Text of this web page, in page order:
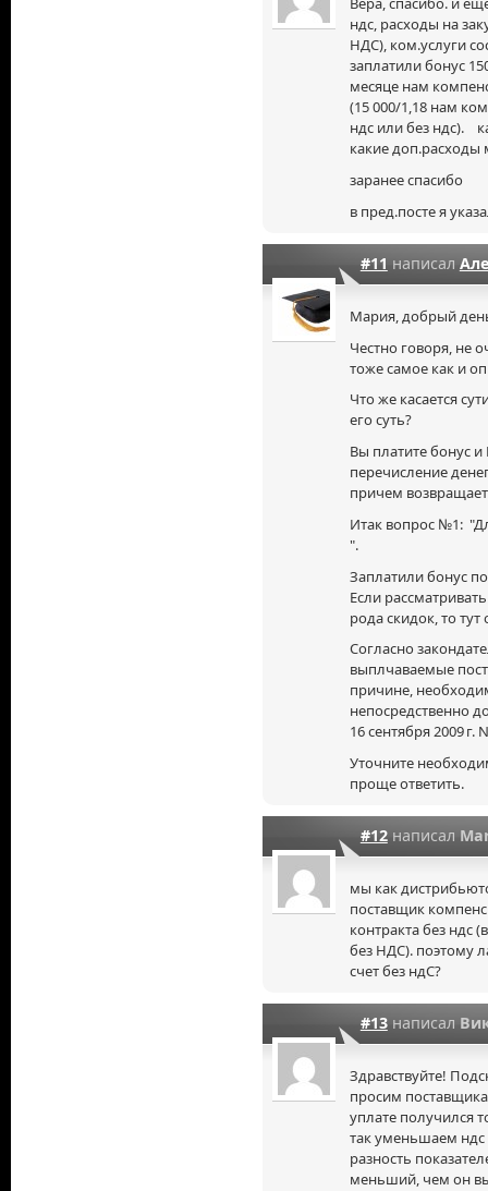
ндс, расходы на
НДС), ком.услуги
заплатили бонус
месяце нам
(15 000/1,18 нам
ндс или без ндс).
какие доп.расходы
заранее спасибо
в пред.посте я
#11 написал
Мария, добрый
Честно говоря, не
тоже самое как и
Что же касается
его суть?
Вы платите бонус
перечисление
причем
Итак вопрос №1:
".
Заплатили бонус
Если
рода скидок, то
Согласно
выплчаваемые
причине,
непосредственно
16 сентября2009 г.
Уточните
проще ответить.
#12написал
мы как
поставщик
контракта без ндс
без НДС). поэтому
счет без ндС?
#13написал
Здравствуйте!
просим
уплате получился
так уменьшаем ндс
разность
меньший, чем он